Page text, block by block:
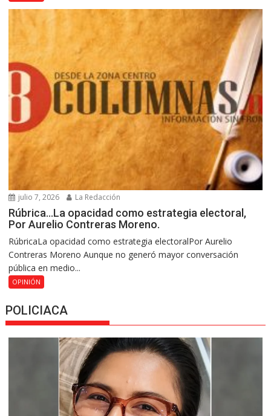
julio 7, 2026 La Redacción
Rúbrica…La opacidad como estrategia electoral,
Por Aurelio Contreras Moreno.
RúbricaLa opacidad como estrategia electoralPor Aurelio
Contreras Moreno Aunque no generó mayor conversación
pública en medio...
OPINIÓN
POLICIACA